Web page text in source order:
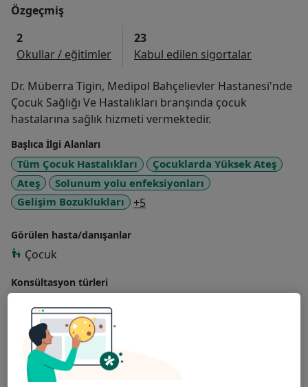
Özgeçmiş
2
Okullar / eğitimler
23
Kabul edilen sigortalar
Dr. Müberra Tigin, Medipol Bahçelievler Hastanesi'nde
Çocuk Sağlığı Ve Hastalıkları branşında çocuk
hastalarına sağlık hizmeti vermektedir.
Başlıca İlgi Alanları
Tüm Çocuk Hastalıkları
Çocuklarda Yüksek Ateş
Ateş
Solunum yolu enfeksiyonları
Gelişim Bozuklukları
+5
Görülen hasta/danışanlar
Çocuk
Konsültasyon türleri
Fotoğraflar ve videolar